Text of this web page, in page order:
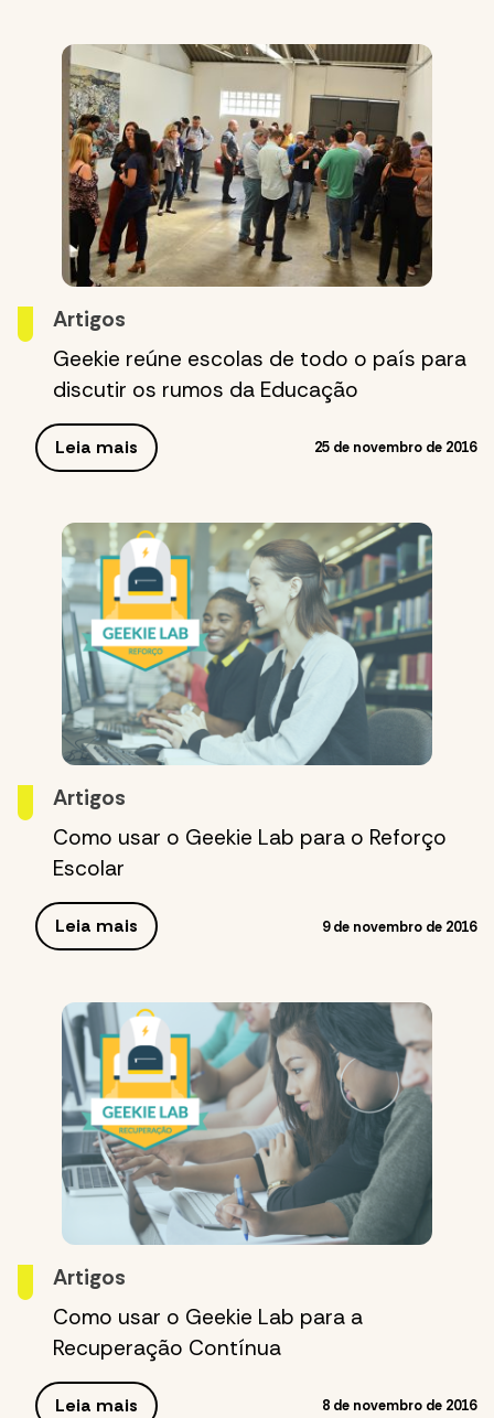
Artigos
Geekie reúne escolas de todo o país para
discutir os rumos da Educação
Leia mais 25 de novembro de 2016
Artigos
Como usar o Geekie Lab para o Reforço
Escolar
Leia mais 9 de novembro de 2016
Artigos
Como usar o Geekie Lab para a
Recuperação Contínua
Leia mais 8 de novembro de 2016